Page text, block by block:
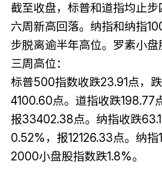
截至收盘，标普和道指均止
六周新高回落。纳指和纳指
步脱离逾半年高位。罗素小
三周高位：
标普500指数收跌23.91点，
4100.60点。道指收跌198.77
报33402.38点。纳指收跌
0.52%，报12126.33点。纳
2000小盘股指数跌1.8%。